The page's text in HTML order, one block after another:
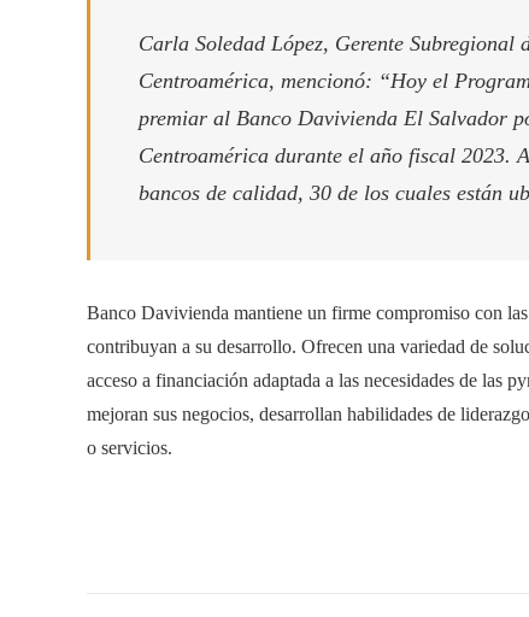
Carla Soledad López, Gerente
Centroamérica, mencionó: “Hoy el
premiar al Banco Davivienda El Salvador
Centroamérica durante el año fiscal 2023.
bancos de calidad, 30 de los cuales están
Banco Davivienda mantiene un firme compromiso con
contribuyan a su desarrollo. Ofrecen una variedad de
acceso a financiación adaptada a las necesidades de las
mejoran sus negocios, desarrollan habilidades de
o servicios.